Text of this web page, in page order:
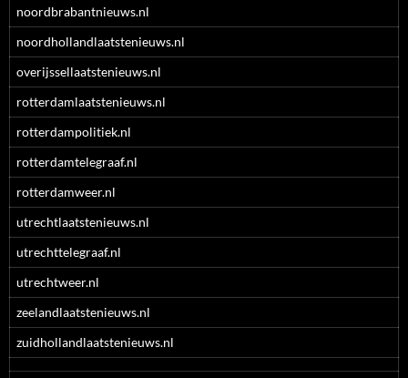
noordbrabantnieuws.nl
noordhollandlaatstenieuws.nl
overijssellaatstenieuws.nl
rotterdamlaatstenieuws.nl
rotterdampolitiek.nl
rotterdamtelegraaf.nl
rotterdamweer.nl
utrechtlaatstenieuws.nl
utrechttelegraaf.nl
utrechtweer.nl
zeelandlaatstenieuws.nl
zuidhollandlaatstenieuws.nl